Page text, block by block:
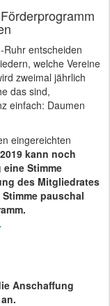
entscheiden
welche Vereine
zweimal jährlich
das sind,
einfach: Daumen
eingereichten
kann noch
Stimme
des Mitgliedrates
pauschal
Anschaffung